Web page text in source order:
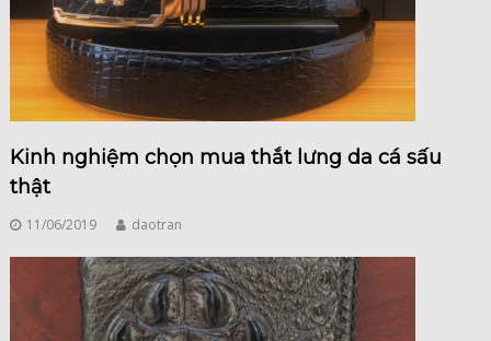
Kinh nghiệm chọn mua thắt lưng da cá sấu
thật
11/06/2019 daotran